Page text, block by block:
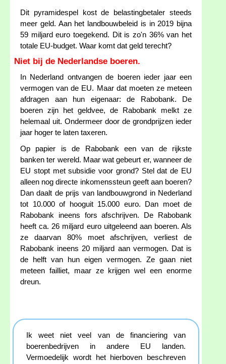
Dit pyramidespel kost de belastingbetaler steeds
meer geld. Aan het landbouwbeleid is in 2019 bijna
59 miljard euro toegekend. Dit is zo'n 36% van het
totale EU-budget. Waar komt dat geld terecht?
Niet bij de Nederlandse boeren.
In Nederland ontvangen de boeren ieder jaar een
vermogen van de EU. Maar dat moeten ze meteen
afdragen aan hun eigenaar: de Rabobank. De
boeren zijn het geldvee, de Rabobank melkt ze
helemaal uit. Ondermeer door de grondprijzen ieder
jaar hoger te laten taxeren.
Op papier is de Rabobank een van de rijkste
banken ter wereld. Maar wat gebeurt er, wanneer de
EU stopt met subsidie voor grond? Stel dat de EU
alleen nog directe inkomenssteun geeft aan boeren?
Dan daalt de prijs van landbouwgrond in Nederland
tot 10.000 of hooguit 15.000 euro. Dan moet de
Rabobank ineens fors afschrijven. De Rabobank
heeft ca. 26 miljard euro uitgeleend aan boeren. Als
ze daarvan 80% moet afschrijven, verliest de
Rabobank ineens 20 miljard aan vermogen. Dat is
de helft van hun eigen vermogen. Ze gaan niet
meteen failliet, maar ze krijgen wel een enorme
dreun.
Ik weet niet veel van de financiering van
boerenbedrijven in andere EU landen.
Vermoedelijk wordt het hierboven beschreven